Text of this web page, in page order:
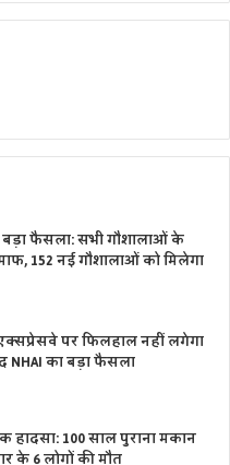
फैसला: सभी गौशालाओं के
152 नई गौशालाओं को मिलेगा
पर फिलहाल नहीं लगेगा
NHAI का बड़ा फैसला
हादसा: 100 साल पुराना मकान
के 6 लोगों की मौत